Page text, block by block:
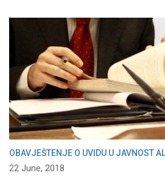
OBAVJEŠTENJE O UVIDU U JAVNOST
22 June, 2018